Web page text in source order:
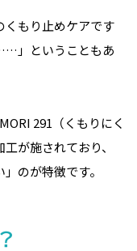
くもり止めケアです
」ということもあ
291（くもりにく
が施されており、
のが特徴です。